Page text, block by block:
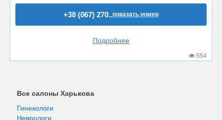
+38 (067) 270..показать номер
Подробнее
554
Все салоны Харькова
Гинекологи
Неврологи